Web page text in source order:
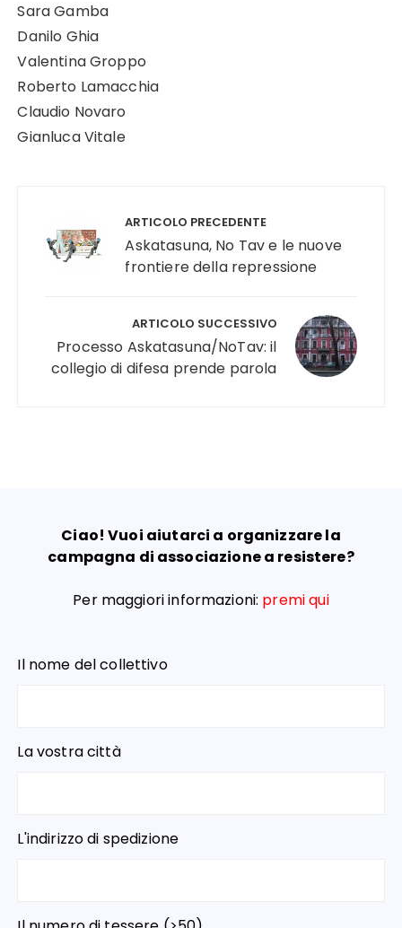
Sara Gamba
Danilo Ghia
Valentina Groppo
Roberto Lamacchia
Claudio Novaro
Gianluca Vitale
articoli ARTICOLO PRECEDENTE
Askatasuna, No Tav e le nuove
frontiere della repressione
ARTICOLO SUCCESSIVO
Processo Askatasuna/NoTav: il
collegio di difesa prende parola
Ciao! Vuoi aiutarci a organizzare la
campagna di associazione a resistere?
Per maggiori informazioni: premi qui
Il nome del collettivo
La vostra città
L'indirizzo di spedizione